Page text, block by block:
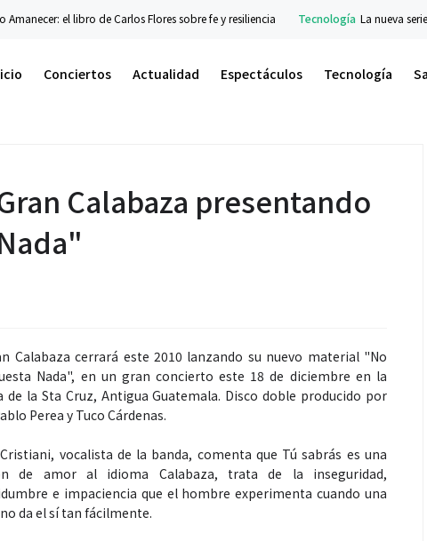
el libro de Carlos Flores sobre fe y resiliencia Tecnología La nueva serie
Conciertos Actualidad Espectáculos Tecnología
Calabaza presentando
Calabaza cerrará este 2010 lanzando su nuevo material "No
Nada", en un gran concierto este 18 de diciembre en la
de la Sta Cruz, Antigua Guatemala. Disco doble producido por
Perea y Tuco Cárdenas.
vocalista de la banda, comenta que Tú sabrás es una
de amor al idioma Calabaza, trata de la inseguridad,
e impaciencia que el hombre experimenta cuando una
da el sí tan fácilmente.